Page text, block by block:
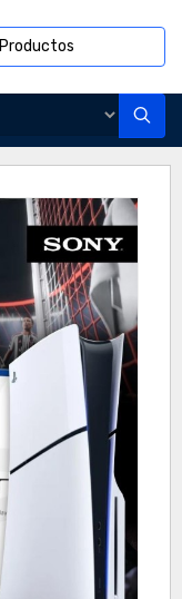
Productos